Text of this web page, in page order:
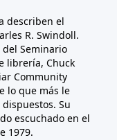
describen el
R. Swindoll.
Seminario
librería, Chuck
Community
lo que más le
Su
escuchado en el
1979.